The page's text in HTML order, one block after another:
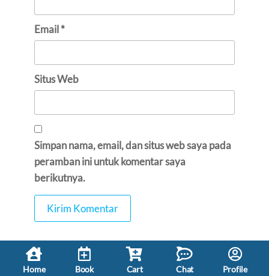
Email*
Situs Web
Simpan nama, email, dan situs web saya pada
peramban ini untuk komentar saya
berikutnya.
Home Book Cart Chat Profile